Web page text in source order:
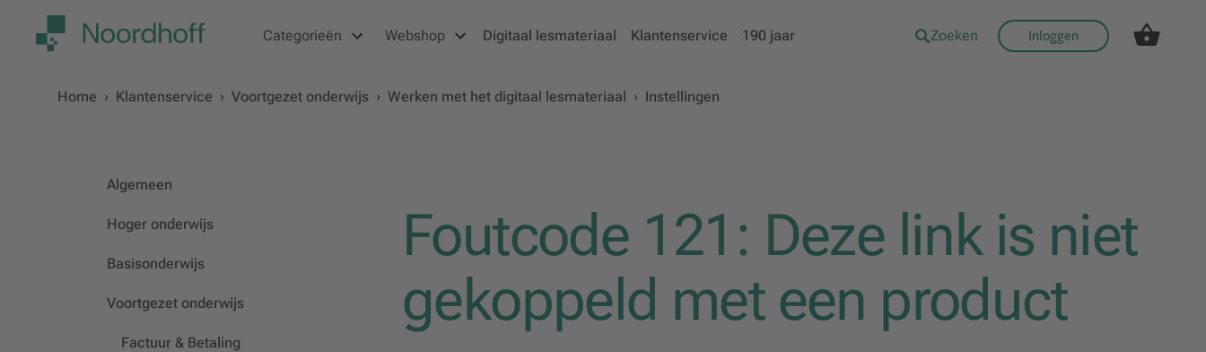
Categorieën Webshop Digitaal lesmateriaal Klantenservice 190 jaar Zoeken Inloggen
Home › Klantenservice › Voortgezet onderwijs › Werken met het digitaal lesmateriaal › Instellingen
Algemeen
Hoger onderwijs
Basisonderwijs
Voortgezet onderwijs
Factuur & Betaling
Foutcode 121: Deze link is niet
gekoppeld met een product